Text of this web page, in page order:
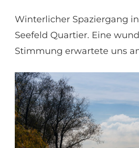
Winterlicher Spaziergang
Seefeld Quartier. Eine
Stimmung erwartete uns